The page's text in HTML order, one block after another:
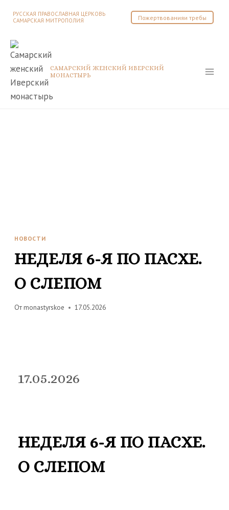
РУССКАЯ ПРАВОСЛАВНАЯ ЦЕРКОВЬ
САМАРСКАЯ МИТРОПОЛИЯ
Пожертвованияи требы
САМАРСКИЙ ЖЕНСКИЙ ИВЕРСКИЙ
МОНАСТЫРЬ
НОВОСТИ
НЕДЕЛЯ 6-Я ПО ПАСХЕ.
О СЛЕПОМ
Отmonastyrskoe 17.05.2026
17.05.2026
НЕДЕЛЯ 6-Я ПО ПАСХЕ.
О СЛЕПОМ